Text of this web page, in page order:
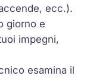
ecc.).
giorno e
impegni,
esamina il